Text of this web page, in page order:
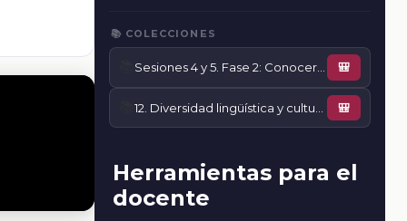
📚 COLECCIONES
🎒
📚 🎒
Herramientas para el
docente